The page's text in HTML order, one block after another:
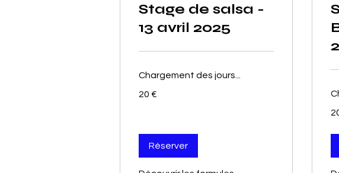
Stage de salsa -
13 avril 2025
Chargement des jours...
euros
20 €
Réserver